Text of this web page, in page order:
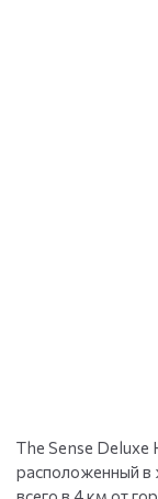
The Sense Deluxe
расположенный в